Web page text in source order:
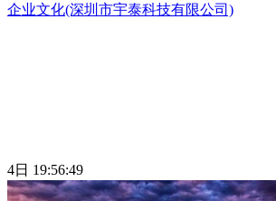
企业文化(深圳市宇泰科技有限公司)
4日 19:56:49